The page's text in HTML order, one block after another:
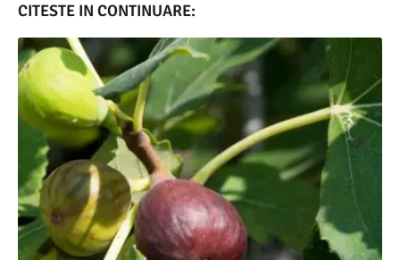
CITESTE IN CONTINUARE: